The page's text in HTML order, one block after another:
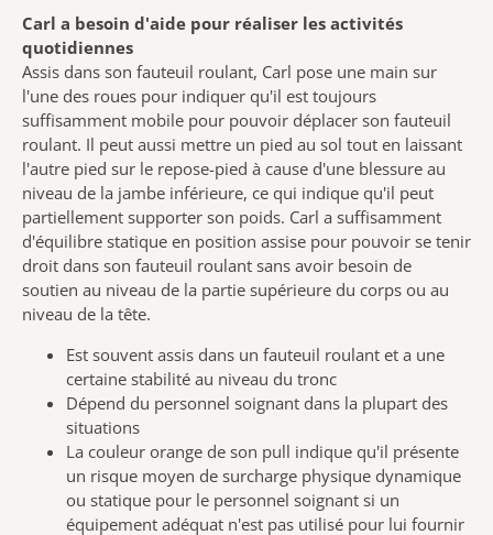
Carl a besoin d'aide pour réaliser les activités
quotidiennes
Assis dans son fauteuil roulant, Carl pose une main sur
l'une des roues pour indiquer qu'il est toujours
suffisamment mobile pour pouvoir déplacer son fauteuil
roulant. Il peut aussi mettre un pied au sol tout en laissant
l'autre pied sur le repose-pied à cause d'une blessure au
niveau de la jambe inférieure, ce qui indique qu'il peut
partiellement supporter son poids. Carl a suffisamment
d'équilibre statique en position assise pour pouvoir se tenir
droit dans son fauteuil roulant sans avoir besoin de
soutien au niveau de la partie supérieure du corps ou au
niveau de la tête.
Est souvent assis dans un fauteuil roulant et a une
certaine stabilité au niveau du tronc
Dépend du personnel soignant dans la plupart des
situations
La couleur orange de son pull indique qu'il présente
un risque moyen de surcharge physique dynamique
ou statique pour le personnel soignant si un
équipement adéquat n'est pas utilisé pour lui fournir